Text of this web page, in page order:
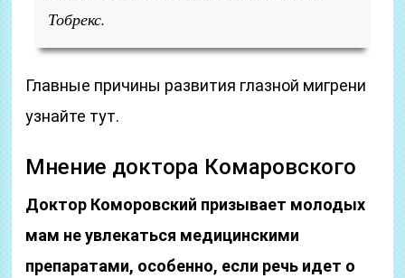
Тобрекс.
Главные причины развития глазной мигрени
узнайте тут.
Мнение доктора Комаровского
Доктор Коморовский призывает молодых
мам не увлекаться медицинскими
препаратами, особенно, если речь идет о